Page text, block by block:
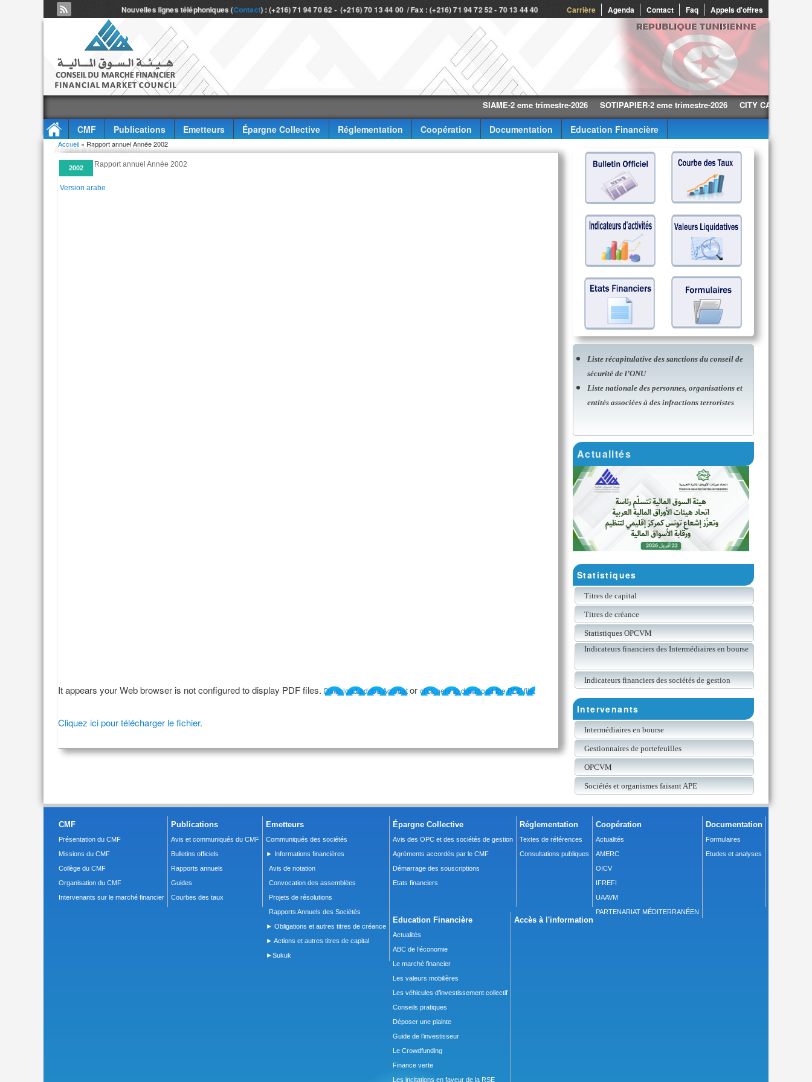
Carrière Agenda Contact Faq Appels d'offres
Nouvelles lignes téléphoniques (Contact) : (+216) 71 94 70 62 - (+216) 70 13 44 00 / Fax : (+216) 71 94 72 52 - 70 13 44 40
SIAME-2 eme trimestre-2026 SOTIPAPIER-2 eme trimestre-2026 CITY CARS-2 eme
CMF Publications Emetteurs Épargne Collective Réglementation Coopération Documentation
Education Financière
Accès à l'information
Vous êtes ici
Accueil » Rapport annuel Année 2002
2002 Rapport annuel Année 2002
Version arabe
It appears your Web browser is not configured to display PDF files. Download adobe Acrobator click here to download the PDF file.
Cliquez ici pour télécharger le fichier.
Liste récapitulative des sanctions du conseil de
sécurité de l’ONU
Liste nationale des personnes, organisations et
entités associées à des infractions terroristes
Actualités
Statistiques
Titres de capital
Titres de créance
Statistiques OPCVM
Indicateurs financiers des Intermédiaires en bourse
Indicateurs financiers des sociétés de gestion
Intervenants
Intermédiaires en bourse
Gestionnaires de portefeuilles
OPCVM
Sociétés et organismes faisant APE
CMF
Présentation du CMF
Missions du CMF
Collège du CMF
Organisation du CMF
Intervenants sur le marché financier
Publications
Avis et communiqués du CMF
Bulletins officiels
Rapports annuels
Guides
Courbes des taux
Emetteurs
Communiqués des sociétés
► Informations financières
Avis de notation
Convocation des assemblées
Projets de résolutions
Rapports Annuels des Sociétés
► Obligations et autres titres de créance
► Actions et autres titres de capital
►Sukuk
Épargne Collective
Avis des OPC et des sociétés de gestion
Agréments accordés par le CMF
Démarrage des souscriptions
Etats financiers
Réglementation
Textes de références
Consultations publiques
Coopération
Actualités
AMERC
OICV
IFREFI
UAAVM
PARTENARIAT MÉDITERRANÉEN
Documentation
Formulaires
Etudes et analyses
Education Financière
Actualités
ABC de l’économie
Le marché financier
Les valeurs mobilières
Les véhicules d’investissement collectif
Conseils pratiques
Déposer une plainte
Guide de l’investisseur
Le Crowdfunding
Finance verte
Les incitations en faveur de la RSE
Accès à l'information